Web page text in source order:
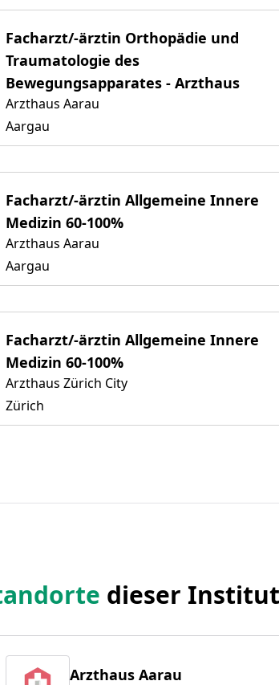
Facharzt/-ärztin Orthopädie und
Traumatologie des
Bewegungsapparates - Arzthaus
Arzthaus Aarau
Aargau
Facharzt/-ärztin Allgemeine Innere
Medizin 60-100%
Arzthaus Aarau
Aargau
Facharzt/-ärztin Allgemeine Innere
Medizin 60-100%
Arzthaus Zürich City
Zürich
dieser
Arzthaus Aarau